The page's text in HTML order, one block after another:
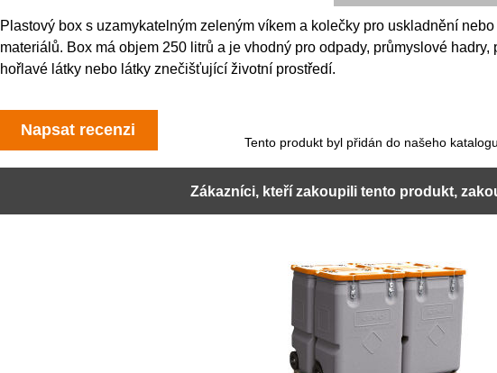
Plastový box s uzamykatelným zeleným víkem a kolečky pro uskladnění
materiálů. Box má objem 250 litrů a je vhodný pro odpady, průmyslové hadry,
hořlavé látky nebo látky znečišťující životní prostředí.
Napsat recenzi
Tento produkt byl přidán do našeho
Zákazníci, kteří zakoupili tento produkt,